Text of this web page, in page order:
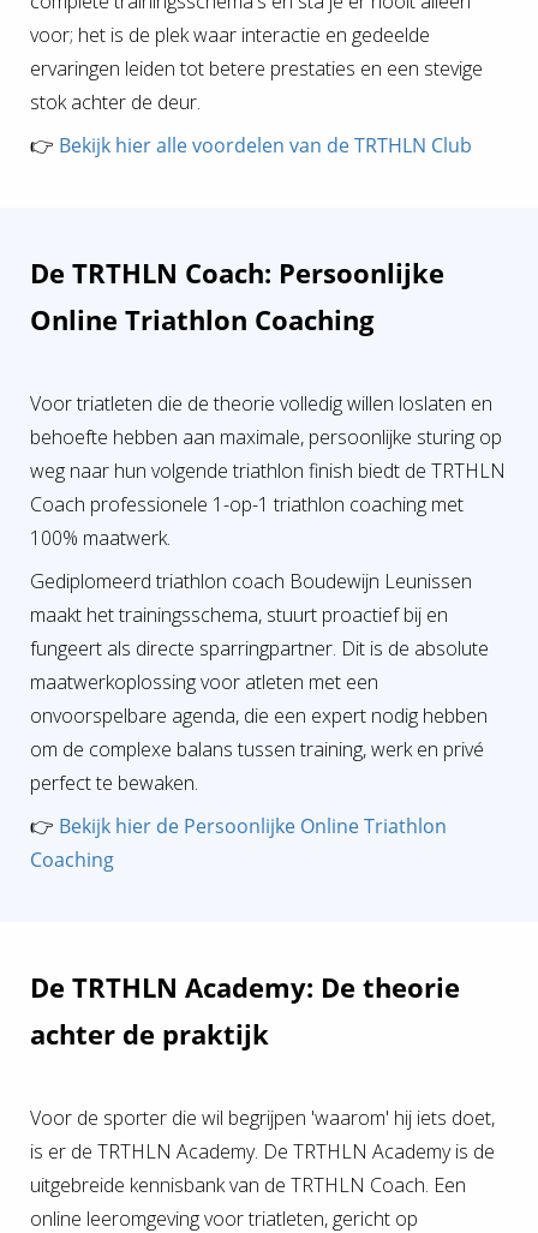
voor; het is de plek waar interactie en gedeelde
ervaringen leiden tot betere prestaties en een stevige
stok achter de deur.
👉 Bekijk hier alle voordelen van de TRTHLN Club
De TRTHLN Coach: Persoonlijke
Online Triathlon Coaching
Voor triatleten die de theorie volledig willen loslaten en
behoefte hebben aan maximale, persoonlijke sturing op
weg naar hun volgende triathlon finish biedt de TRTHLN
Coach professionele 1-op-1 triathlon coaching met
100% maatwerk.
Gediplomeerd triathlon coach Boudewijn Leunissen
maakt het trainingsschema, stuurt proactief bij en
fungeert als directe sparringpartner. Dit is de absolute
maatwerkoplossing voor atleten met een
onvoorspelbare agenda, die een expert nodig hebben
om de complexe balans tussen training, werk en privé
perfect te bewaken.
👉 Bekijk hier de Persoonlijke Online Triathlon
Coaching
De TRTHLN Academy: De theorie
achter de praktijk
Voor de sporter die wil begrijpen 'waarom' hij iets doet,
is er de TRTHLN Academy. De TRTHLN Academy is de
uitgebreide kennisbank van de TRTHLN Coach. Een
online leeromgeving voor triatleten, gericht op